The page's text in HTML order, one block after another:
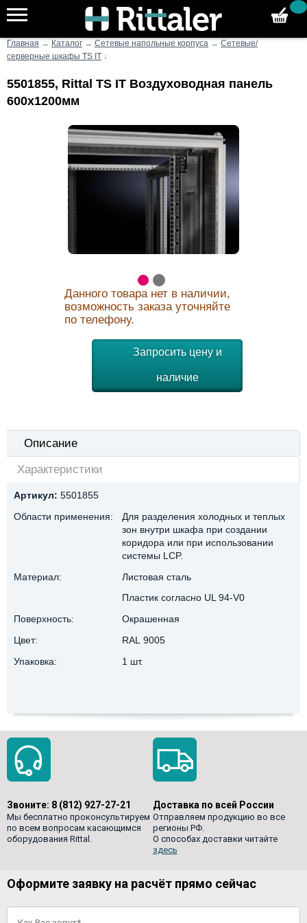
Главная → Каталог → Сетевые напольные корпуса → Сетевые/
серверные шкафы TS IT
↓
5501855, Rittal TS IT Воздуховодная панель
600x1200мм
Данного товара нет в наличии,
возможность заказа уточняйте
по телефону.
Запросить цену и
наличие
Описание
Характеристики
Артикул: 5501855
Области применения:
Для разделения холодных и теплых
зон внутри шкафа при создании
коридора или при использовании
системы LCP.
Материал:
Листовая сталь
Пластик согласно UL 94-V0
Поверхность:
Окрашенная
Цвет:
RAL 9005
Упаковка:
1 шт.
Звоните: 8 (812) 927-27-21
Мы бесплатно проконсультируем
по всем вопросам касающимся
оборудования Rittal.
Доставка по всей России
Отправляем продукцию во все
регионы РФ.
О способах доставки читайте
здесь
Оформите заявку на расчёт прямо сейчас